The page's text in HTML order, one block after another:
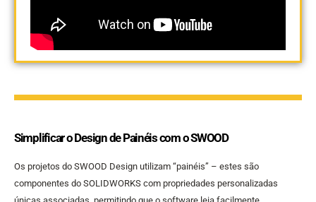
Simplificar o Design de Painéis com o SWOOD
Os projetos do SWOOD Design utilizam “painéis” – estes são
componentes do SOLIDWORKS com propriedades personalizadas